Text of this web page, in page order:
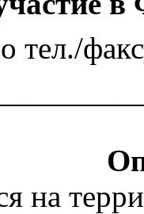
тел./
на